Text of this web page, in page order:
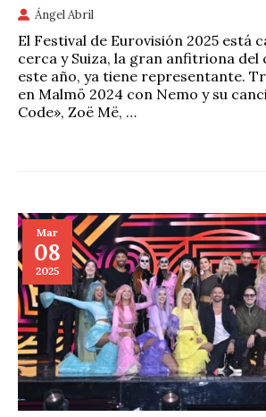
Ángel Abril
El Festival de Eurovisión 2025 está
cerca y Suiza, la gran anfitriona del
este año, ya tiene representante.
en Malmö 2024 con Nemo y su
Code», Zoë Më, …
Mar
08
2025